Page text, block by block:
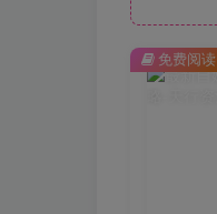
免费阅读